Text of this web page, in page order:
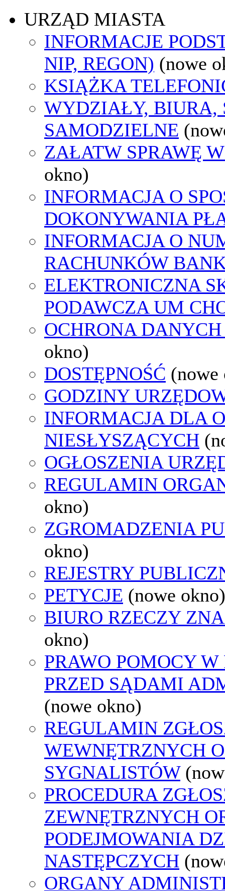
URZĄD MIASTA
INFORMACJE
NIP, REGON) (nowe
KSIĄŻKA
WYDZIAŁY, BIURA,
SAMODZIELNE
ZAŁATW SPRAWĘ
okno)
INFORMACJA O
DOKONYWANIA
INFORMACJA O
RACHUNKÓW
ELEKTRONICZNA
PODAWCZA UM
OCHRONA
okno)
DOSTĘPNOŚĆ (nowe
GODZINY
INFORMACJA DLA
NIESŁYSZĄCYCH
OGŁOSZENIA
REGULAMIN
okno)
ZGROMADZENIA
okno)
REJESTRY
PETYCJE (nowe okno)
BIURO RZECZY
okno)
PRAWO POMOCY
PRZED SĄDAMI
(nowe okno)
REGULAMIN
WEWNĘTRZNYCH
SYGNALISTÓW
PROCEDURA
ZEWNĘTRZNYCH
PODEJMOWANIA
NASTĘPCZYCH
ORGANY